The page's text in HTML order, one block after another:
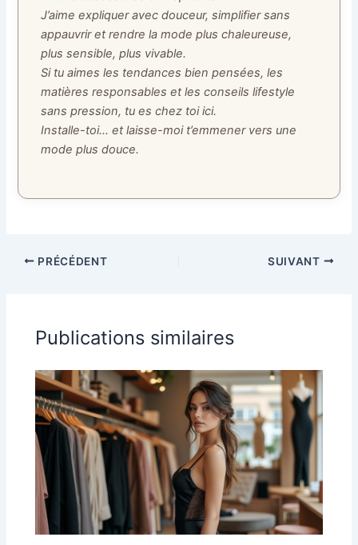
J’aime expliquer avec douceur, simplifier sans
appauvrir et rendre la mode plus chaleureuse,
plus sensible, plus vivable.
Si tu aimes les tendances bien pensées, les
matières responsables et les conseils lifestyle
sans pression, tu es chez toi ici.
Installe-toi… et laisse-moi t’emmener vers une
mode plus douce.
PRÉCÉDENT SUIVANT
Publications similaires